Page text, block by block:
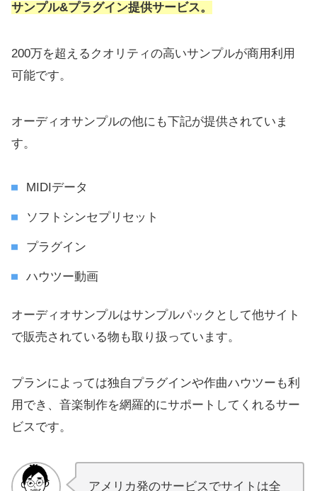
サンプル&プラグイン提供サービス。
200万を超えるクオリティの高いサンプルが商用利用
可能です。
オーディオサンプルの他にも下記が提供されていま
す。
MIDIデータ
ソフトシンセプリセット
プラグイン
ハウツー動画
オーディオサンプルはサンプルパックとして他サイト
で販売されている物も取り扱っています。
プランによっては独自プラグインや作曲ハウツーも利
用でき、音楽制作を網羅的にサポートしてくれるサー
ビスです。
アメリカ発のサービスでサイトは全